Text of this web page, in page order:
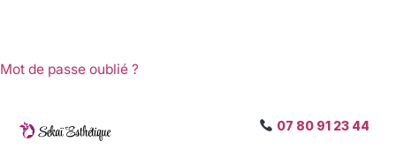
Mot de passe oublié ?
07 80 91 23 44